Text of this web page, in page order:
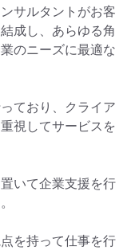
サルタントがお客
成し、あらゆる角
のニーズに最適な
ており、クライア
視してサービスを
いて企業支援を行
を持って仕事を行